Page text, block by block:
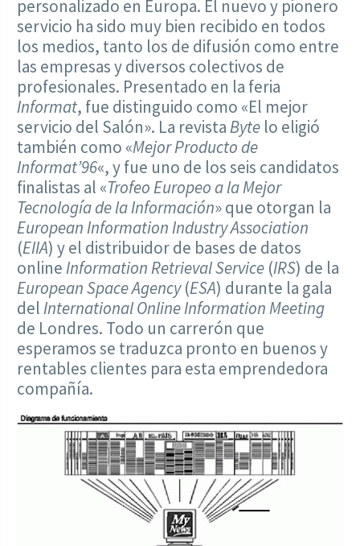
personalizado en Europa. El nuevo y pionero
servicio ha sido muy bien recibido en todos
los medios, tanto los de difusión como entre
las empresas y diversos colectivos de
profesionales. Presentado en la feria
Informat, fue distinguido como «El mejor
servicio del Salón». La revistaByte lo eligió
también como «Mejor Producto de
Informat’96«, y fue uno de los seis candidatos
finalistas al «Trofeo Europeo a la Mejor
Tecnología de la Información» que otorgan la
European Information Industry Association
(EIIA) y el distribuidor de bases de datos
onlineInformation Retrieval Service (IRS) de la
European Space Agency(ESA) durante la gala
delInternational Online Information Meeting
de Londres. Todo un carrerón que
esperamos se traduzca pronto en buenos y
rentables clientes para esta emprendedora
compañía.